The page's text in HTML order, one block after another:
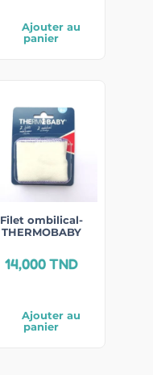
Ajouter au
panier
Filet ombilical-
THERMOBABY
14,000TND
Ajouter au
panier